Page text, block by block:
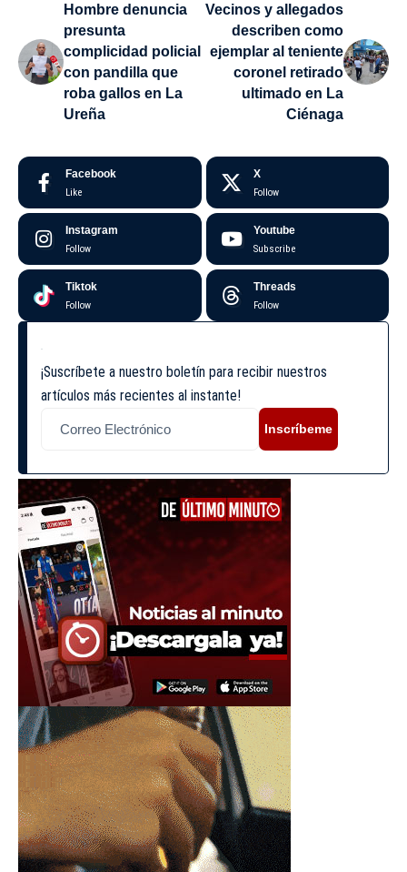
Hombre denuncia
presunta
complicidad policial
con pandilla que
roba gallos en La
Ureña
Vecinos y allegados
describen como
ejemplar al teniente
coronel retirado
ultimado en La
Ciénaga
Facebook
Like
X
Follow
Instagram
Follow
Youtube
Subscribe
Tiktok
Follow
Threads
Follow
¡Suscríbete a nuestro boletín para recibir nuestros
artículos más recientes al instante!
Inscríbeme